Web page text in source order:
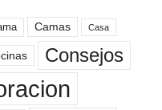
Camas Casa
Consejos